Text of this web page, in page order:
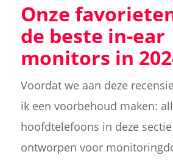
Onze
de beste in-ear
monitors in
Voordat we aan deze
ik een voorbehoud maken:
hoofdtelefoons in deze
ontworpen voor